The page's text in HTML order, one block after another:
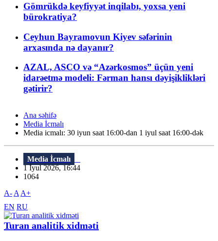
Gömrükdə keyfiyyət inqilabı, yoxsa yeni
bürokratiya?
Ceyhun Bayramovun Kiyev səfərinin
arxasında nə dayanır?
AZAL, ASCO və “Azərkosmos” üçün yeni
idarəetmə modeli: Fərman hansı dəyişiklikləri
gətirir?
Ana səhifə
Media İcmalı
Media icmalı: 30 iyun saat 16:00-dan 1 iyul saat 16:00-dək
Media İcmalı
1 İyul 2026, 16:44
1064
A- A A+
EN RU
Turan analitik xidməti